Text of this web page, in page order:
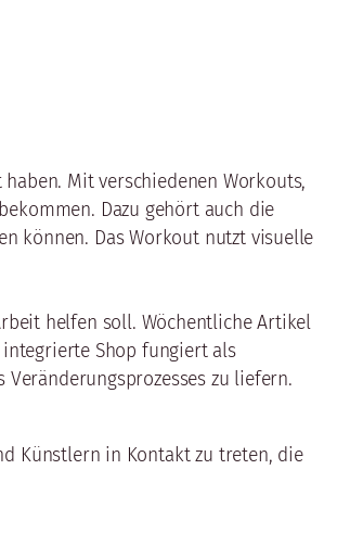
Mit verschiedenen Workouts,
Dazu gehört auch die
können. Das Workout nutzt visuelle
helfen soll. Wöchentliche Artikel
Shop fungiert als
zu liefern.
Künstlern in Kontakt zu treten, die